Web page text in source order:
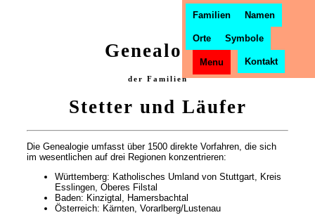
Familien Namen
Orte Symbole
Menu Kontakt
Genealogie
der Familien
Stetter und Läufer
Die Genealogie umfasst über 1500 direkte Vorfahren, die sich
im wesentlichen auf drei Regionen konzentrieren:
Württemberg: Katholisches Umland von Stuttgart, Kreis
Esslingen, Oberes Filstal
Baden: Kinzigtal, Hamersbachtal
Österreich: Kärnten, Vorarlberg/Lustenau